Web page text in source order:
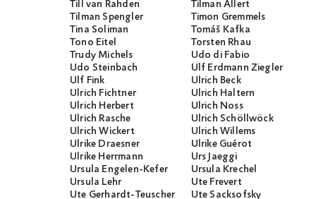
Till van Rahden
Tilman Allert
Tilman Spengler
Timon Gremmels
Tina Soliman
Tomáš Kafka
Tono Eitel
Torsten Rhau
Trudy Michels
Udo di Fabio
Udo Steinbach
Ulf Erdmann Ziegler
Ulf Fink
Ulrich Beck
Ulrich Fichtner
Ulrich Haltern
Ulrich Herbert
Ulrich Noss
Ulrich Rasche
Ulrich Schöllwöck
Ulrich Wickert
Ulrich Willems
Ulrike Draesner
Ulrike Guérot
Ulrike Herrmann
Urs Jaeggi
Ursula Engelen-Kefer
Ursula Krechel
Ursula Lehr
Ute Frevert
Ute Gerhardt-Teuscher
Ute Sacksofsky